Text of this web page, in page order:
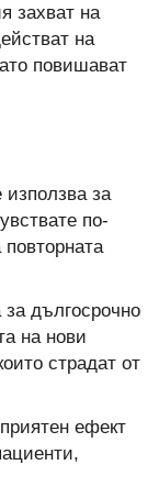
захват на
на
повишават
за
по-
дългосрочно
на нови
страдат от
ефект